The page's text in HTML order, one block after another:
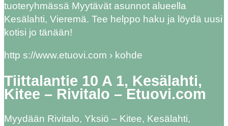
tuoteryhmässä Myytävät asunnot alueella
Kesälahti, Vieremä. Tee helppo haku ja löydä uusi
kotisi jo tänään!
http s://www.etuovi.com › kohde
Tiittalantie 10 A 1, Kesälahti,
Kitee – Rivitalo – Etuovi.com
Myydään Rivitalo, Yksiö – Kitee, Kesälahti,